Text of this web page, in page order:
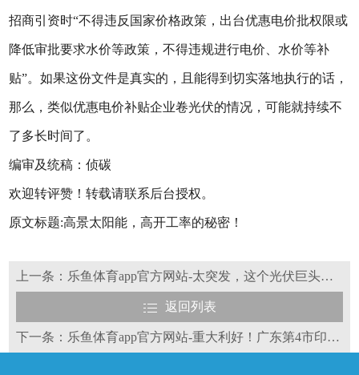
招商引资时“不得违反国家价格政策，出台优惠电价批权限或
降低审批要求水价等政策，不得违规进行电价、水价等补
贴”。如果这份文件是真实的，且能得到切实落地执行的话，
那么，类似优惠电价补贴企业卷光伏的情况，可能就持续不
了多长时间了。
编审及统稿：侦碳
欢迎转评赞！转载请联系后台授权。
原文标题:高景太阳能，高开工率的秘密！
上一条：乐鱼体育app官方网站-太突发，这个光伏巨头携“杀手锏”杀入BC 市场
返回列表
下一条：乐鱼体育app官方网站-重大利好！广东第4市印发分布式光伏发展方案